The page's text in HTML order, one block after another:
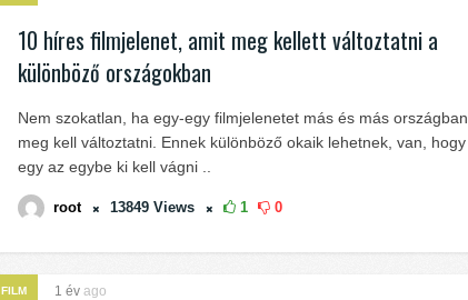
10 híres filmjelenet, amit meg kellett változtatni a
különböző országokban
Nem szokatlan, ha egy-egy filmjelenetet más és más országban
meg kell változtatni. Ennek különböző okaik lehetnek, van, hogy
egy az egybe ki kell vágni ..
root 13849 Views 1 0
FILM 1 év ago